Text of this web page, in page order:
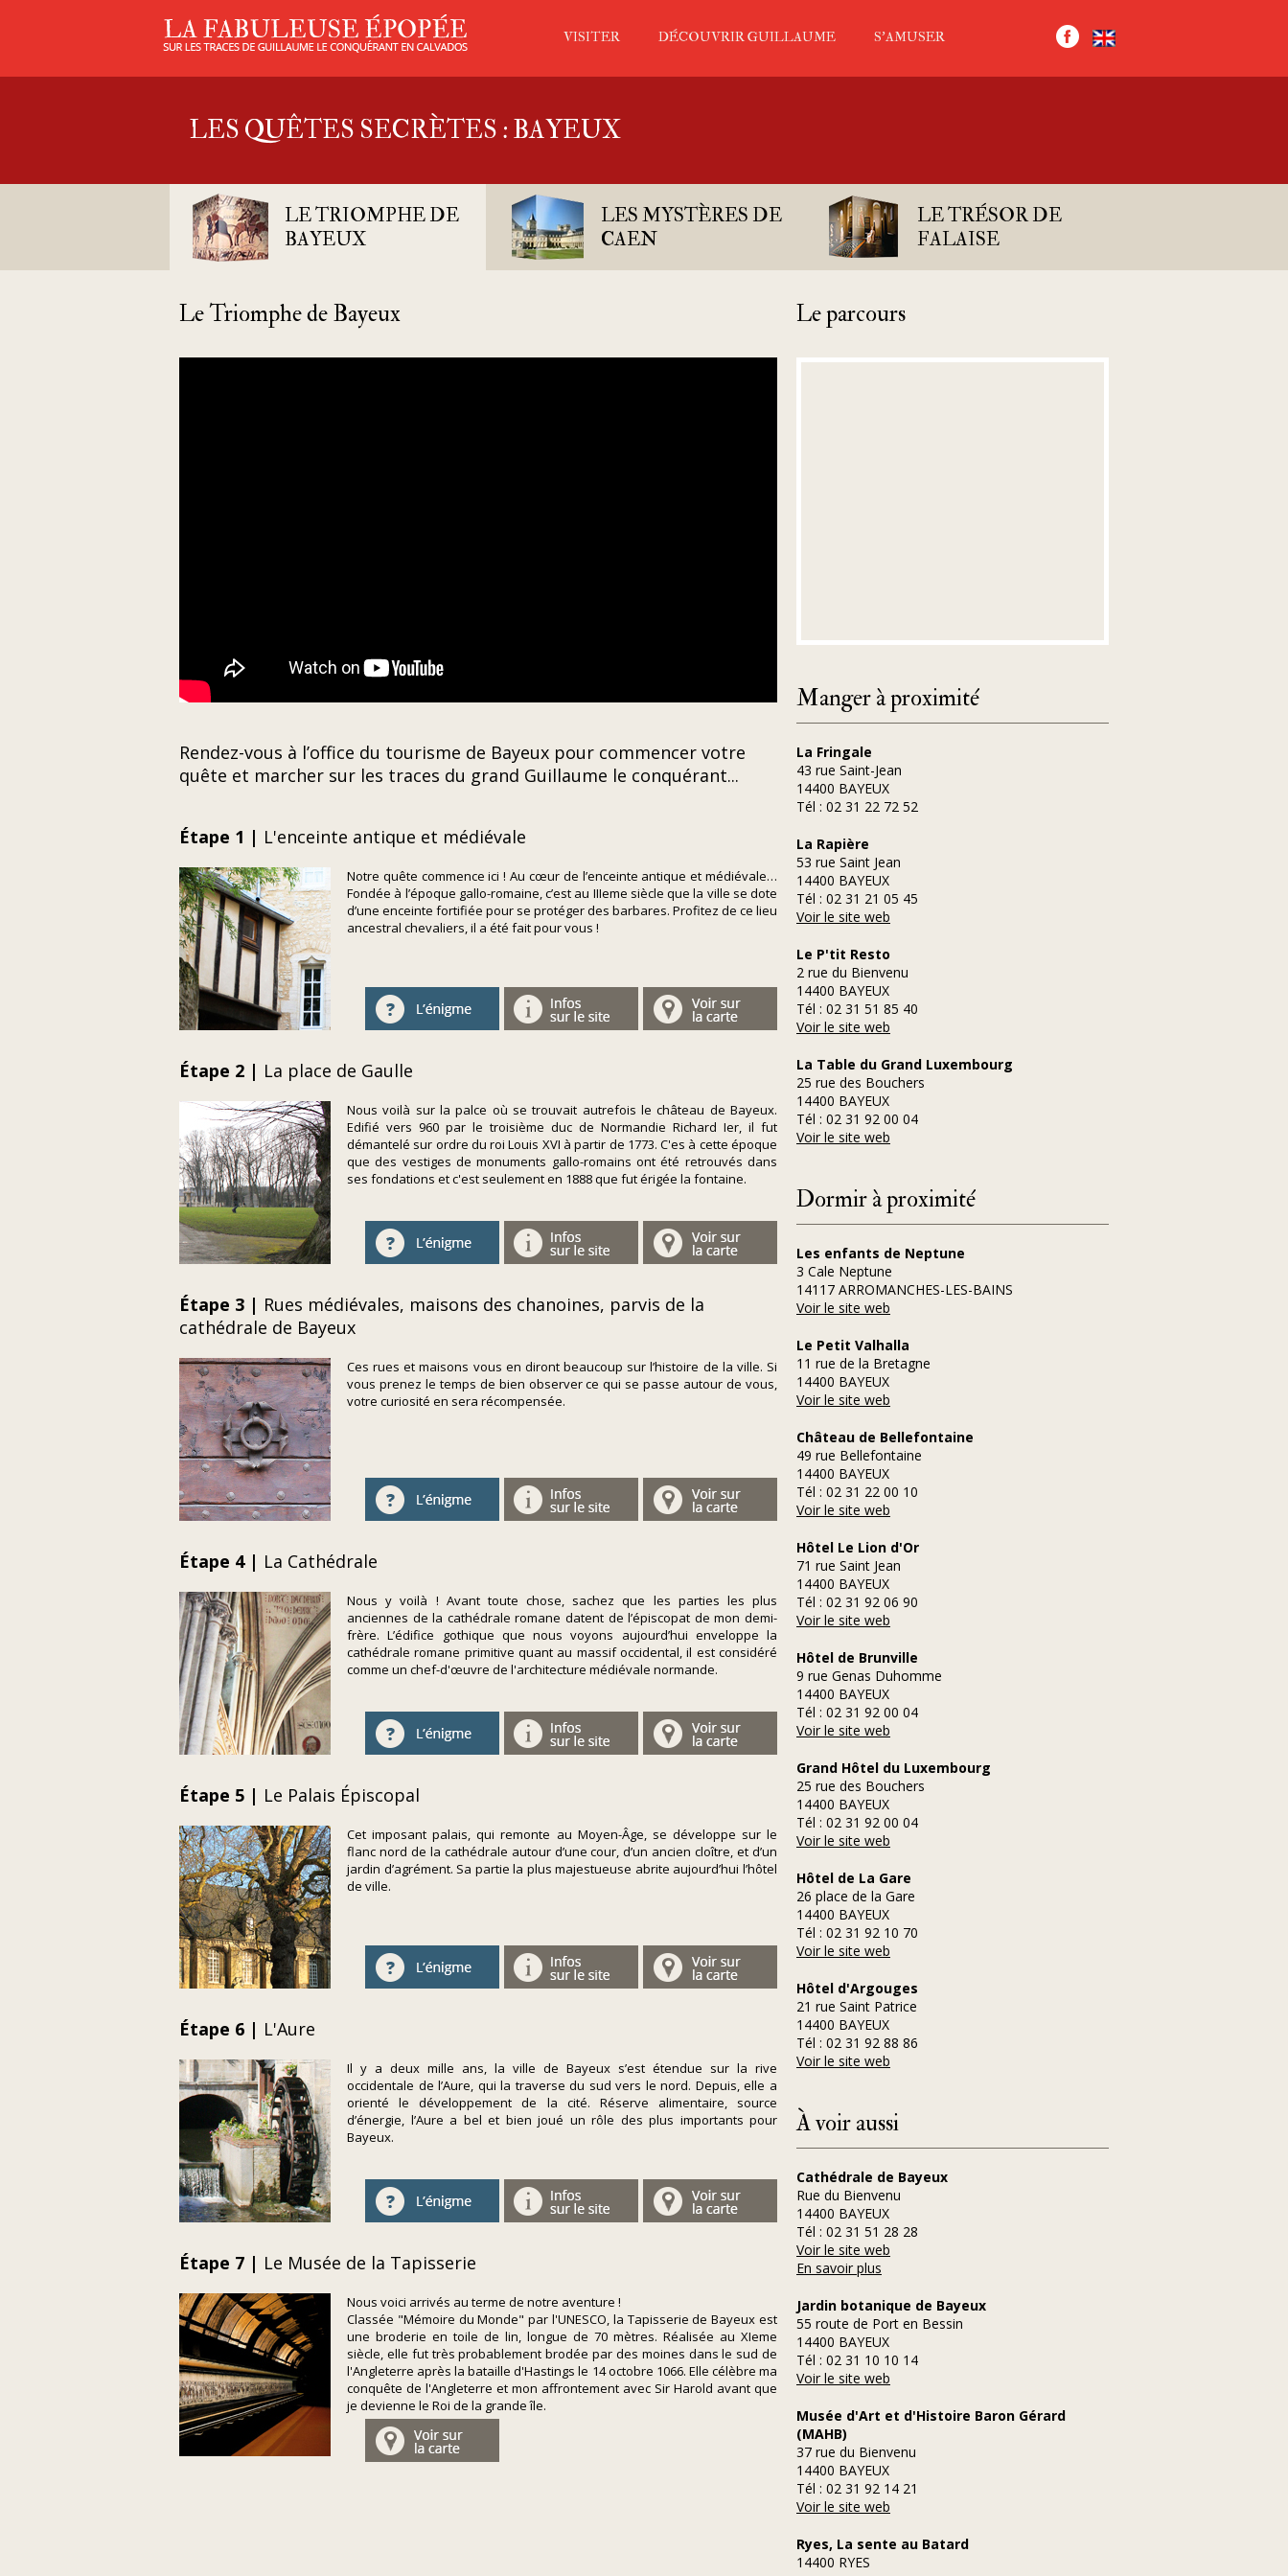
VISITER DÉCOUVRIR GUILLAUME S’AMUSER
LES QUÊTES SECRÈTES : BAYEUX
LE TRIOMPHE DE
BAYEUX
LES MYSTÈRES DE
CAEN
LE TRÉSOR DE
FALAISE
Le Triomphe de Bayeux
Rendez-vous à l’office du tourisme de Bayeux pour commencer votre
quête et marcher sur les traces du grand Guillaume le conquérant...
Étape 1 | L'enceinte antique et médiévale
Notre quête commence ici ! Au cœur de l’enceinte antique et médiévale…
Fondée à l’époque gallo-romaine, c’est au IIIeme siècle que la ville se dote
d’une enceinte fortifiée pour se protéger des barbares. Profitez de ce lieu
ancestral chevaliers, il a été fait pour vous !
Étape 2 | La place de Gaulle
Nous voilà sur la palce où se trouvait autrefois le château de Bayeux.
Edifié vers 960 par le troisième duc de Normandie Richard Ier, il fut
démantelé sur ordre du roi Louis XVI à partir de 1773. C'es à cette époque
que des vestiges de monuments gallo-romains ont été retrouvés dans
ses fondations et c'est seulement en 1888 que fut érigée la fontaine.
Étape 3 | Rues médiévales, maisons des chanoines, parvis de la
cathédrale de Bayeux
Ces rues et maisons vous en diront beaucoup sur l’histoire de la ville. Si
vous prenez le temps de bien observer ce qui se passe autour de vous,
votre curiosité en sera récompensée.
Étape 4 | La Cathédrale
Nous y voilà ! Avant toute chose, sachez que les parties les plus
anciennes de la cathédrale romane datent de l’épiscopat de mon demi-
frère. L’édifice gothique que nous voyons aujourd’hui enveloppe la
cathédrale romane primitive quant au massif occidental, il est considéré
comme un chef-d'œuvre de l'architecture médiévale normande.
Étape 5 | Le Palais Épiscopal
Cet imposant palais, qui remonte au Moyen-Âge, se développe sur le
flanc nord de la cathédrale autour d’une cour, d’un ancien cloître, et d’un
jardin d’agrément. Sa partie la plus majestueuse abrite aujourd’hui l’hôtel
de ville.
Étape 6 | L'Aure
Il y a deux mille ans, la ville de Bayeux s’est étendue sur la rive
occidentale de l’Aure, qui la traverse du sud vers le nord. Depuis, elle a
orienté le développement de la cité. Réserve alimentaire, source
d’énergie, l’Aure a bel et bien joué un rôle des plus importants pour
Bayeux.
Étape 7 | Le Musée de la Tapisserie
Nous voici arrivés au terme de notre aventure !
Classée "Mémoire du Monde" par l'UNESCO, la Tapisserie de Bayeux est
une broderie en toile de lin, longue de 70 mètres. Réalisée au XIeme
siècle, elle fut très probablement brodée par des moines dans le sud de
l'Angleterre après la bataille d'Hastings le 14 octobre 1066. Elle célèbre ma
conquête de l'Angleterre et mon affrontement avec Sir Harold avant que
je devienne le Roi de la grande île.
Le parcours
Manger à proximité
La Fringale
43 rue Saint-Jean
14400 BAYEUX
Tél : 02 31 22 72 52
La Rapière
53 rue Saint Jean
14400 BAYEUX
Tél : 02 31 21 05 45
Voir le site web
Le P'tit Resto
2 rue du Bienvenu
14400 BAYEUX
Tél : 02 31 51 85 40
Voir le site web
La Table du Grand Luxembourg
25 rue des Bouchers
14400 BAYEUX
Tél : 02 31 92 00 04
Voir le site web
Dormir à proximité
Les enfants de Neptune
3 Cale Neptune
14117 ARROMANCHES-LES-BAINS
Voir le site web
Le Petit Valhalla
11 rue de la Bretagne
14400 BAYEUX
Voir le site web
Château de Bellefontaine
49 rue Bellefontaine
14400 BAYEUX
Tél : 02 31 22 00 10
Voir le site web
Hôtel Le Lion d'Or
71 rue Saint Jean
14400 BAYEUX
Tél : 02 31 92 06 90
Voir le site web
Hôtel de Brunville
9 rue Genas Duhomme
14400 BAYEUX
Tél : 02 31 92 00 04
Voir le site web
Grand Hôtel du Luxembourg
25 rue des Bouchers
14400 BAYEUX
Tél : 02 31 92 00 04
Voir le site web
Hôtel de La Gare
26 place de la Gare
14400 BAYEUX
Tél : 02 31 92 10 70
Voir le site web
Hôtel d'Argouges
21 rue Saint Patrice
14400 BAYEUX
Tél : 02 31 92 88 86
Voir le site web
À voir aussi
Cathédrale de Bayeux
Rue du Bienvenu
14400 BAYEUX
Tél : 02 31 51 28 28
Voir le site web
En savoir plus
Jardin botanique de Bayeux
55 route de Port en Bessin
14400 BAYEUX
Tél : 02 31 10 10 14
Voir le site web
Musée d'Art et d'Histoire Baron Gérard
(MAHB)
37 rue du Bienvenu
14400 BAYEUX
Tél : 02 31 92 14 21
Voir le site web
Ryes, La sente au Batard
14400 RYES